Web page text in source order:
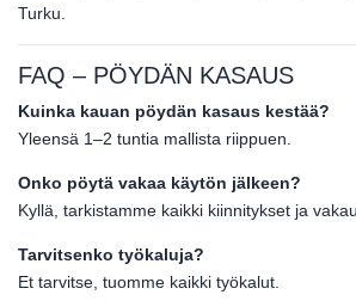
Turku.
FAQ – PÖYDÄN KASAUS
Kuinka kauan pöydän kasaus kestää?
Yleensä 1–2 tuntia mallista riippuen.
Onko pöytä vakaa käytön jälkeen?
Kyllä, tarkistamme kaikki kiinnitykset ja
Tarvitsenko työkaluja?
Et tarvitse, tuomme kaikki työkalut.